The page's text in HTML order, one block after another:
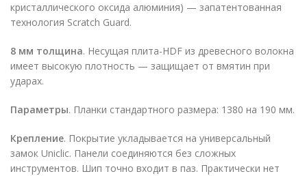
кристаллического оксида алюминия) — запатентованная
технология Scratch Guard.
8 мм толщина. Несущая плита-HDF из древесного волокна
имеет высокую плотность — защищает от вмятин при
ударах.
Параметры. Планки стандартного размера: 1380 на 190 мм.
Крепление. Покрытие укладывается на универсальный
замок Uniclic. Панели соединяются без сложных
инструментов. Шип точно входит в паз. Практически нет